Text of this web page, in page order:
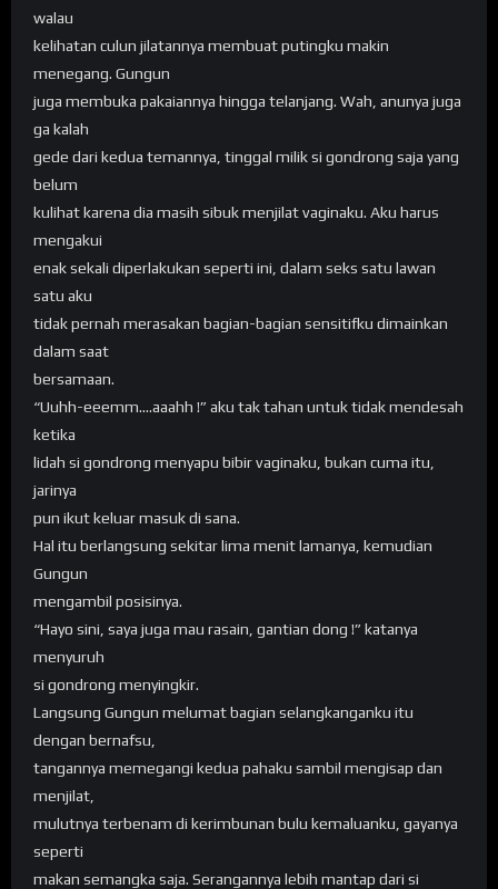
walau
kelihatan culun jilatannya membuat putingku makin
menegang. Gungun
juga membuka pakaiannya hingga telanjang. Wah, anunya juga
ga kalah
gede dari kedua temannya, tinggal milik si gondrong saja yang
belum
kulihat karena dia masih sibuk menjilat vaginaku. Aku harus
mengakui
enak sekali diperlakukan seperti ini, dalam seks satu lawan
satu aku
tidak pernah merasakan bagian-bagian sensitifku dimainkan
dalam saat
bersamaan.
“Uuhh-eeemm….aaahh !” aku tak tahan untuk tidak mendesah
ketika
lidah si gondrong menyapu bibir vaginaku, bukan cuma itu,
jarinya
pun ikut keluar masuk di sana.
Hal itu berlangsung sekitar lima menit lamanya, kemudian
Gungun
mengambil posisinya.
“Hayo sini, saya juga mau rasain, gantian dong !” katanya
menyuruh
si gondrong menyingkir.
Langsung Gungun melumat bagian selangkanganku itu
dengan bernafsu,
tangannya memegangi kedua pahaku sambil mengisap dan
menjilat,
mulutnya terbenam di kerimbunan bulu kemaluanku, gayanya
seperti
makan semangka saja. Serangannya lebih mantap dari si